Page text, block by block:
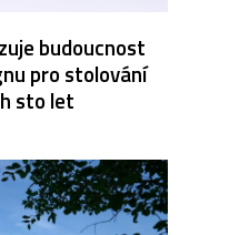
budoucnost
pro stolování
sto let